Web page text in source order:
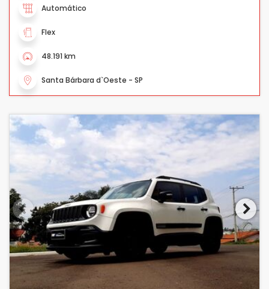
Automático
Flex
48.191 km
Santa Bárbara d`Oeste - SP